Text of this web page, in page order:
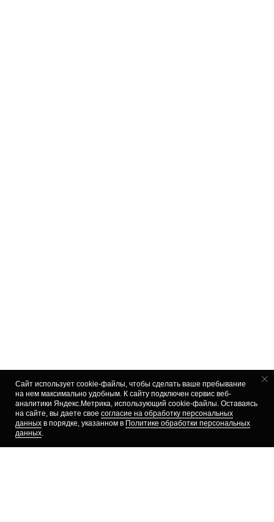
ПРИ ЗАКАЗЕ ОТ 3 000 ₽ — ПРОБНИКИ
Сайт использует cookie-файлы, чтобы сделать ваше пребывание
на нем максимально удобным. К cайту подключен сервис веб-
аналитики Яндекс.Метрика, использующий cookie-файлы. Оставаясь
на сайте, вы даете свое согласие на обработку персональных
данных в порядке, указанном в Политике обработки персональных
данных.